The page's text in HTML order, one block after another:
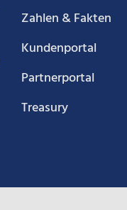
Zahlen & Fakten
Kundenportal
Partnerportal
Treasury